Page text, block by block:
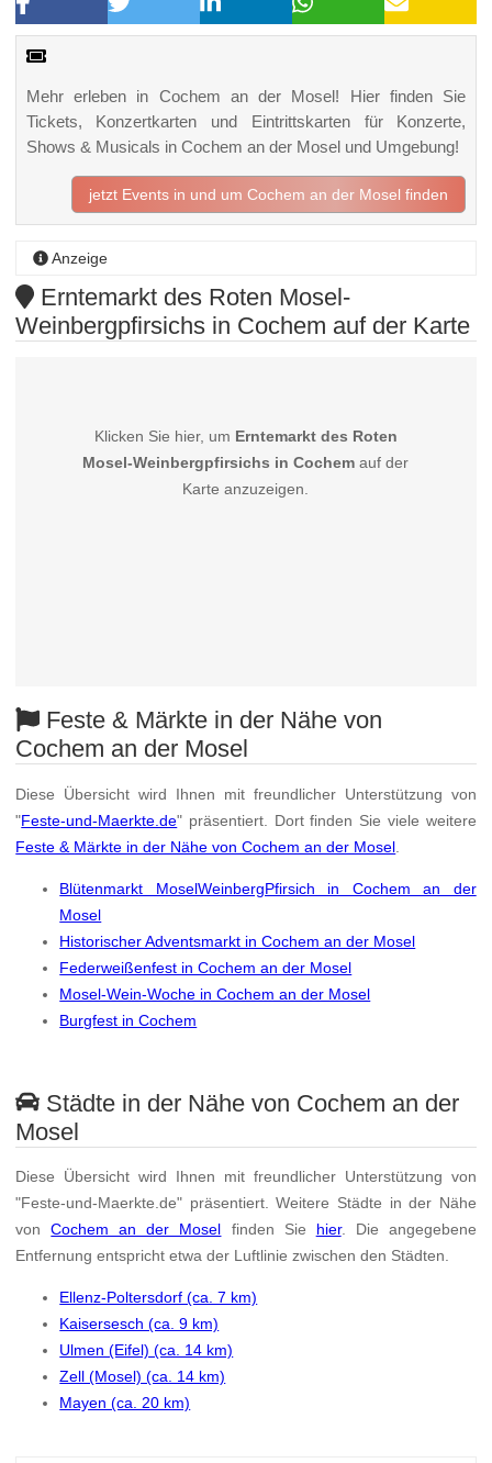
Mehr erleben in Cochem an der Mosel! Hier finden Sie
Tickets, Konzertkarten und Eintrittskarten für Konzerte,
Shows & Musicals in Cochem an der Mosel und Umgebung!
jetzt Events in und um Cochem an der Mosel finden
Anzeige
Erntemarkt des Roten Mosel-
Weinbergpfirsichs in Cochem auf der Karte
Klicken Sie hier, um Erntemarkt des Roten
Mosel-Weinbergpfirsichs in Cochem auf der
Karte anzuzeigen.
Feste & Märkte in der Nähe von
Cochem an der Mosel
Diese Übersicht wird Ihnen mit freundlicher Unterstützung von
"Feste-und-Maerkte.de" präsentiert. Dort finden Sie viele weitere
Feste & Märkte in der Nähe von Cochem an der Mosel
Blütenmarkt MoselWeinbergPfirsich in Cochem an der
Mosel
Historischer Adventsmarkt in Cochem an der Mosel
Federweißenfest in Cochem an der Mosel
Mosel-Wein-Woche in Cochem an der Mosel
Burgfest in Cochem
Städte in der Nähe von Cochem an der
Mosel
Diese Übersicht wird Ihnen mit freundlicher Unterstützung von
"Feste-und-Maerkte.de" präsentiert. Weitere Städte in der Nähe
vonCochem an der Mosel finden Sie hier. Die angegebene
Entfernung entspricht etwa der Luftlinie zwischen den Städten.
Ellenz-Poltersdorf (ca. 7 km)
Kaisersesch (ca. 9 km)
Ulmen (Eifel) (ca. 14 km)
Zell (Mosel) (ca. 14 km)
Mayen (ca. 20 km)